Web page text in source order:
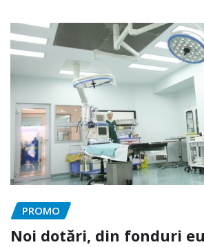
PROMO
Noi dotări, din fonduri